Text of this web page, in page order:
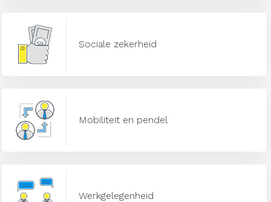
Sociale zekerheid
Mobiliteit en pendel
Werkgelegenheid